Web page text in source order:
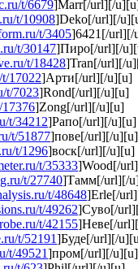
t/6679]Marr[/url][/
t/10908]Deko[/url][/
t/3405]6421[/url][/
t/30147]Пиро[/url][/
t/18428]Tran[/url][/
17022]Арти[/url][/u][u]
t/7023]Rond[/url][/u][u]
17376]Zong[/url][/u][u]
t/34212]Рапо[/url][/u][u]
t/51877]пове[/url][/u][u]
t/1296]воск[/url][/u][u]
t/35333]Wood[/
t/27740]Тамм[/url][/
t/48648]Erle[/
t/49262]Суво[/
t/42155]Неве[/
t/52191]Буде[/url][/
t/49521]пром[/url][/u][u]